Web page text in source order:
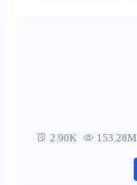
2.90K 153.28M